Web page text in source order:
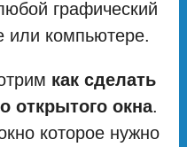
графический
или компьютере.
как сделать
открытого окна.
которое нужно